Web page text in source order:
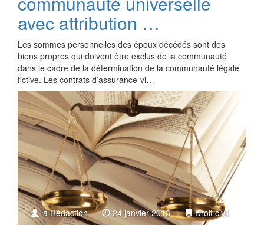
avec attribution …
Les sommes personnelles des époux décédés sont des
biens propres qui doivent être exclus de la communauté
dans le cadre de la détermination de la communauté légale
fictive. Les contrats d’assurance-vi…
la Rédaction 24 janvier 2013 Droit civil